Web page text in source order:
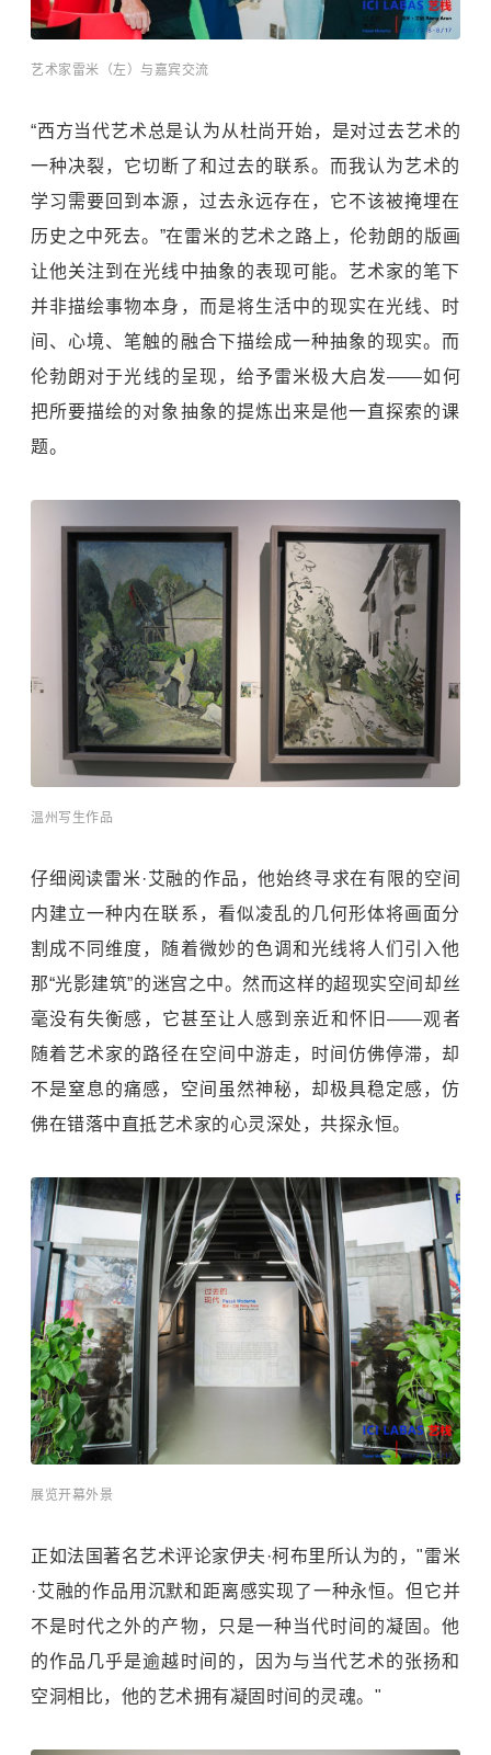
艺术家雷米（左）与嘉宾交流
“西方当代艺术总是认为从杜尚开始，是对过去艺术的
一种决裂，它切断了和过去的联系。而我认为艺术的
学习需要回到本源，过去永远存在，它不该被掩埋在
历史之中死去。”在雷米的艺术之路上，伦勃朗的版画
让他关注到在光线中抽象的表现可能。艺术家的笔下
并非描绘事物本身，而是将生活中的现实在光线、时
间、心境、笔触的融合下描绘成一种抽象的现实。而
伦勃朗对于光线的呈现，给予雷米极大启发——如何
把所要描绘的对象抽象的提炼出来是他一直探索的课
题。
温州写生作品
仔细阅读雷米·艾融的作品，他始终寻求在有限的空间
内建立一种内在联系，看似凌乱的几何形体将画面分
割成不同维度，随着微妙的色调和光线将人们引入他
那“光影建筑”的迷宫之中。然而这样的超现实空间却丝
毫没有失衡感，它甚至让人感到亲近和怀旧——观者
随着艺术家的路径在空间中游走，时间仿佛停滞，却
不是窒息的痛感，空间虽然神秘，却极具稳定感，仿
佛在错落中直抵艺术家的心灵深处，共探永恒。
展览开幕外景
正如法国著名艺术评论家伊夫·柯布里所认为的，"雷米
·艾融的作品用沉默和距离感实现了一种永恒。但它并
不是时代之外的产物，只是一种当代时间的凝固。他
的作品几乎是逾越时间的，因为与当代艺术的张扬和
空洞相比，他的艺术拥有凝固时间的灵魂。"